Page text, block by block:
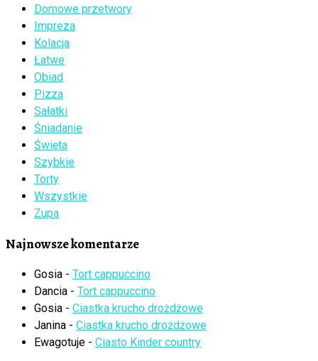
Domowe przetwory
Impreza
Kolacja
Łatwe
Obiad
Pizza
Sałatki
Śniadanie
Święta
Szybkie
Torty
Wszystkie
Zupa
Najnowsze komentarze
Gosia - Tort cappuccino
Dancia - Tort cappuccino
Gosia - Ciastka krucho drożdżowe
Janina - Ciastka krucho drożdżowe
Ewagotuje - Ciasto Kinder country